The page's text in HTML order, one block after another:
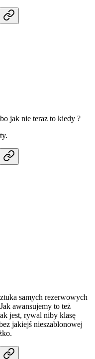
jak nie teraz to kiedy ?
samych rezerwowych
awansujemy to też
jest, rywal niby klasę
jakiejś nieszablonowej